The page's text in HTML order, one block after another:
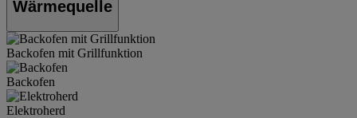
Wärmequelle
Backofen mit Grillfunktion
Backofen
Elektroherd